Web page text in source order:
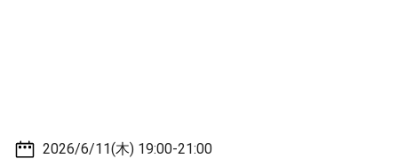
2026/6/11(木) 19:00-21:00